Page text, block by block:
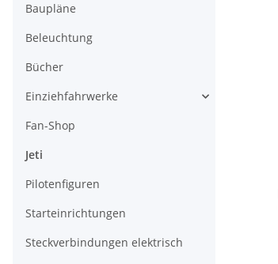
Baupläne
Beleuchtung
Bücher
Einziehfahrwerke
Fan-Shop
Jeti
Pilotenfiguren
Starteinrichtungen
Steckverbindungen elektrisch